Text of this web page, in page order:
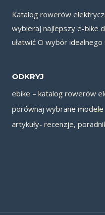
Katalog rowerów
wybieraj najlepszy e-bike
ułatwić Ci wybór
ODKRYJ
ebike – katalog rowerów
porównaj wybrane modele
artykuły- recenzje,